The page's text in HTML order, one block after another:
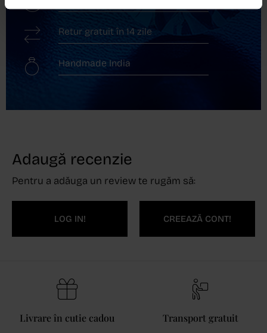
Retur gratuit în 14 zile
Handmade India
Adaugă recenzie
Pentru a adăuga un review te rugăm să:
LOG IN! CREEAZĂ CONT!
Livrare în cutie cadou Transport gratuit